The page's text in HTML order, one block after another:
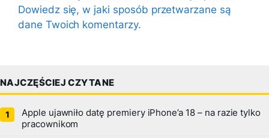
Dowiedz się, w jaki sposób przetwarzane są
dane Twoich komentarzy.
NAJCZĘŚCIEJ CZYTANE
Apple ujawniło datę premiery iPhone’a 18 – na razie tylko
pracownikom